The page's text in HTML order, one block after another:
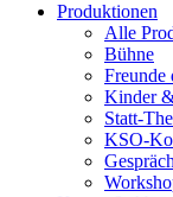
Produktionen
Alle
Bühne
Freunde
Kinder
Statt-
KSO-